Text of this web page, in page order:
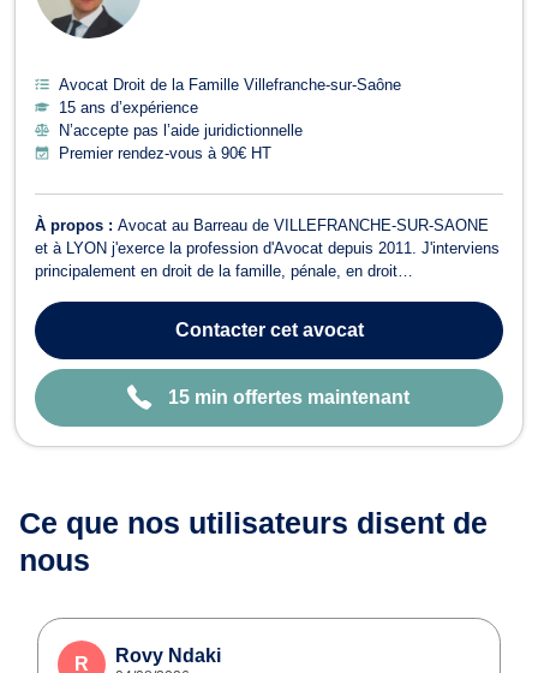
E
Avocat Droit de la Famille Villefranche-sur-Saône
15 ans d’expérience
N’accepte pas l’aide juridictionnelle
Premier rendez-vous à 90€ HT
À propos : Avocat au Barreau de VILLEFRANCHE-SUR-SAONE
et à LYON j'exerce la profession d'Avocat depuis 2011. J'interviens
principalement en droit de la famille, pénale, en droit
pas rare, compte tenu de ma formation, que j'intervienne dans le
domaine bancaire/ass...Contactercet avocat
15 min offertes maintenant
Ce que nos utilisateurs disent de
nous
R Rovy Ndaki